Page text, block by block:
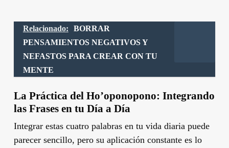
Relacionado:
BORRAR
PENSAMIENTOS NEGATIVOS Y
NEFASTOS PARA CREAR CON TU
MENTE
La Práctica del Ho’oponopono: Integrando
las Frases en tu Día a Día
Integrar estas cuatro palabras en tu vida diaria puede
parecer sencillo, pero su aplicación constante es lo